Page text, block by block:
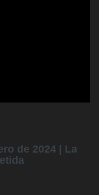
de 2024 | La